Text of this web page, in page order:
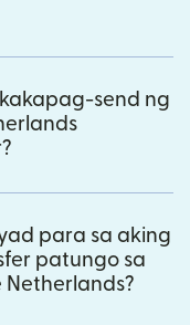
send ng
para sa aking
patungo sa
Netherlands?